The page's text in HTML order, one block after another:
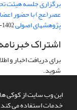
این وب سایت از کوکی ها
خدمات استفاده می
عصر(عج) با حضور
پژوهشهای اصولی1402-08-23
اشتراک
برای دریافت اخبار و
شوید.